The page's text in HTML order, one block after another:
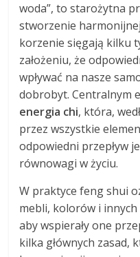
woda”, to starożytna
stworzenie
korzenie sięgają kilku
założeniu, że
wpływać na nasze
dobrobyt. Centralnym
energia chi, która,
przez wszystkie
odpowiedni przepływ
równowagi w życiu.
W praktyce feng shui
mebli, kolorów i
aby wspierały one
kilka głównych zasad,